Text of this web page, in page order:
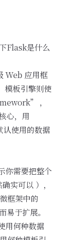
Flask是什么
Web 应用框
模板引擎则使
，
心，用
使用的数据
需要把整个
实可以 ），
框架中的
于扩展。
用何种数据